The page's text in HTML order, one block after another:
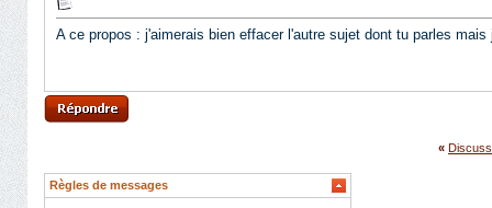
A ce propos : j'aimerais bien effacer l'autre sujet dont tu parles
«
Règles de messages